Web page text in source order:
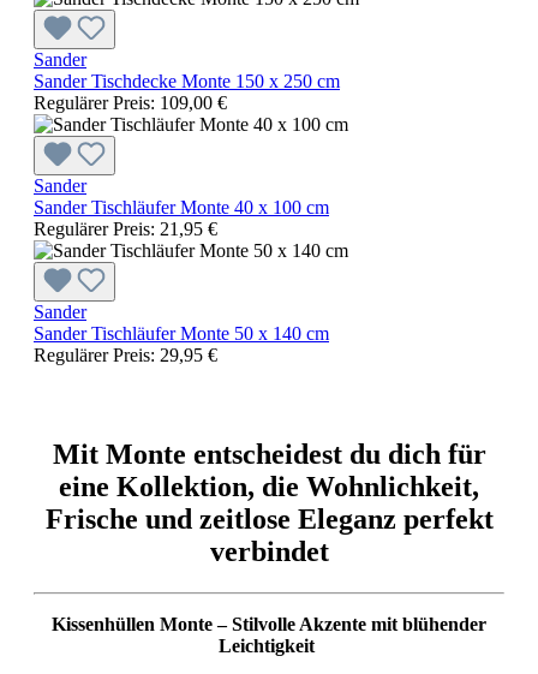
Sander
Sander Tischdecke Monte 150 x 250 cm
Regulärer Preis: 109,00 €
Sander
Sander Tischläufer Monte 40 x 100 cm
Regulärer Preis: 21,95 €
Sander
Sander Tischläufer Monte 50 x 140 cm
Regulärer Preis: 29,95 €
Mit Monte entscheidest du dich für
eine Kollektion, die Wohnlichkeit,
Frische und zeitlose Eleganz perfekt
verbindet
Kissenhüllen Monte – Stilvolle Akzente mit blühender
Leichtigkeit